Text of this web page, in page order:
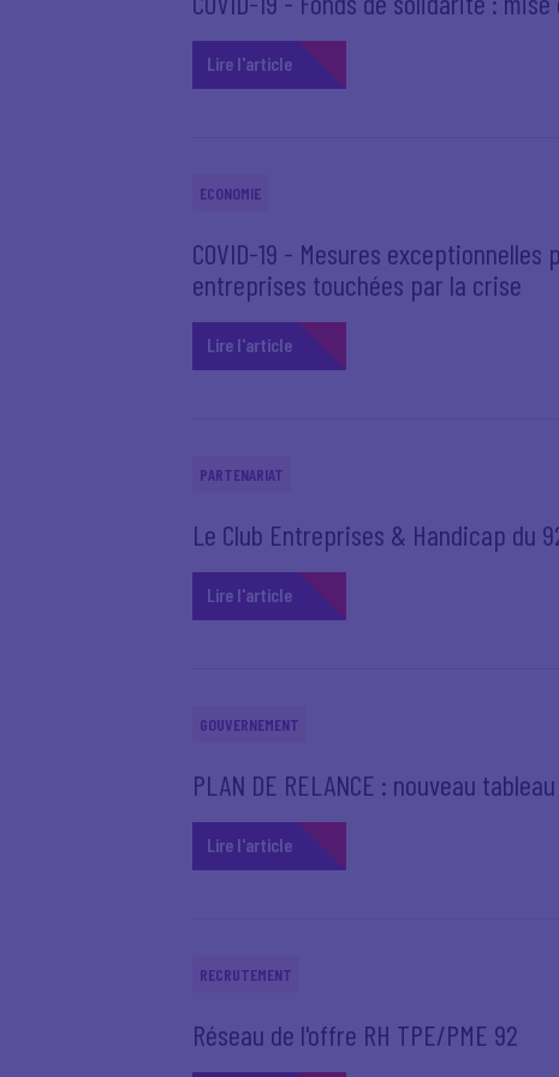
Lire l'article
ECONOMIE
COVID-19 - Mesures
entreprises touchées par la crise
Lire l'article
PARTENARIAT
Le Club Entreprises & Handicap du
Lire l'article
GOUVERNEMENT
PLAN DE RELANCE : nouveau
Lire l'article
RECRUTEMENT
Réseau de l'offre RH TPE/PME 92